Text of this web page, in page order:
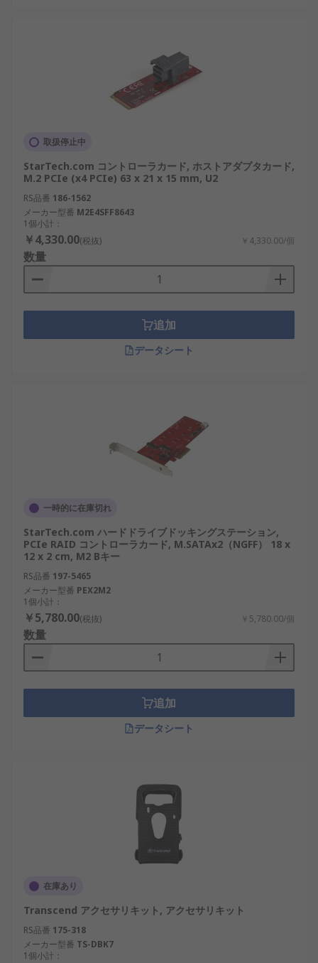
取扱停止中
StarTech.com コントローラカード, ホストアダプタカード,
M.2 PCIe (x4 PCIe) 63 x 21 x 15 mm, U2
RS品番 186-1562
メーカー型番 M2E4SFF8643
1個小計：
￥4,330.00(税抜) ￥4,330.00/個
数量
追加
データシート
一時的に在庫切れ
StarTech.com ハードドライブドッキングステーション,
PCIe RAID コントローラカード, M.SATAx2（NGFF） 18 x
12 x 2 cm, M2 Bキー
RS品番 197-5465
メーカー型番 PEX2M2
1個小計：
￥5,780.00(税抜) ￥5,780.00/個
数量
追加
データシート
在庫あり
Transcend アクセサリキット, アクセサリキット
RS品番 175-318
メーカー型番 TS-DBK7
1個小計：